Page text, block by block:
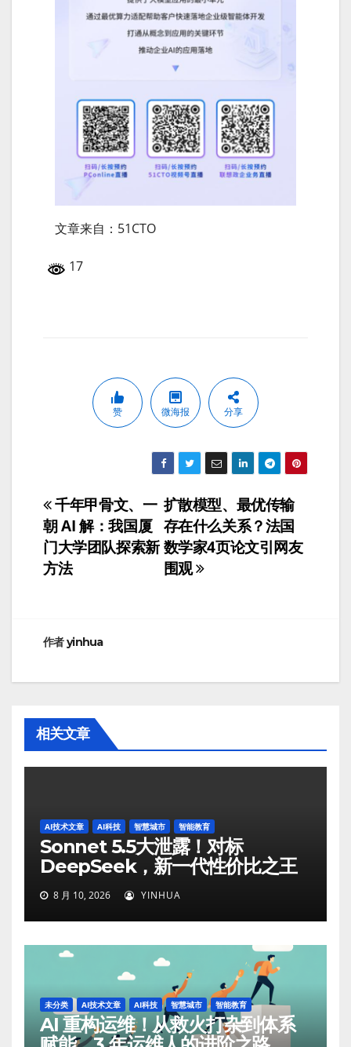
文章来自：51CTO
17
赞 微海报 分享
文
章
导
扩散模型、最优传输
存在什么关系？法国
数学家4页论文引网友
围观
千年甲骨文、一
朝 AI 解：我国厦
门大学团队探索新
方法
作者yinhua
相关文章
AI技术文章 AI科技 智慧城市 智能教育
Sonnet 5.5大泄露！对标
DeepSeek，新一代性价比之王
8 月 10, 2026 YINHUA
未分类 AI技术文章 AI科技 智慧城市 智能教育
AI 重构运维！从救火打杂到体系